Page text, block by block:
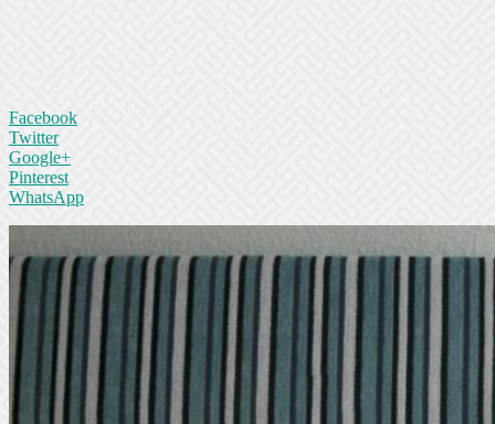
Facebook
Twitter
Google+
Pinterest
WhatsApp